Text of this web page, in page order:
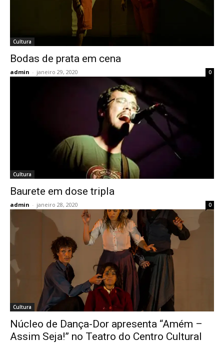
Cultura
Bodas de prata em cena
admin - janeiro 29, 2020 0
Cultura
Baurete em dose tripla
admin - janeiro 28, 2020 0
Cultura
Núcleo de Dança-Dor apresenta “Amém –
Assim Seja!” no Teatro do Centro Cultural